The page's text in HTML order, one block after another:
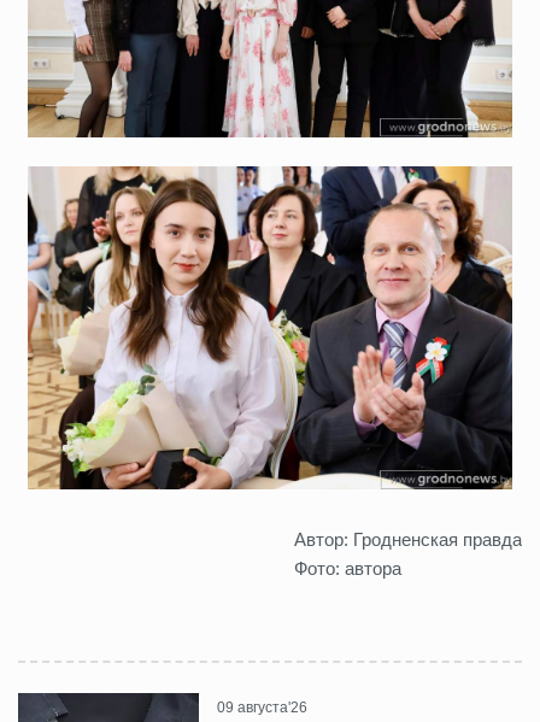
Автор: Гродненская правда
Фото: автора
09 августа'26